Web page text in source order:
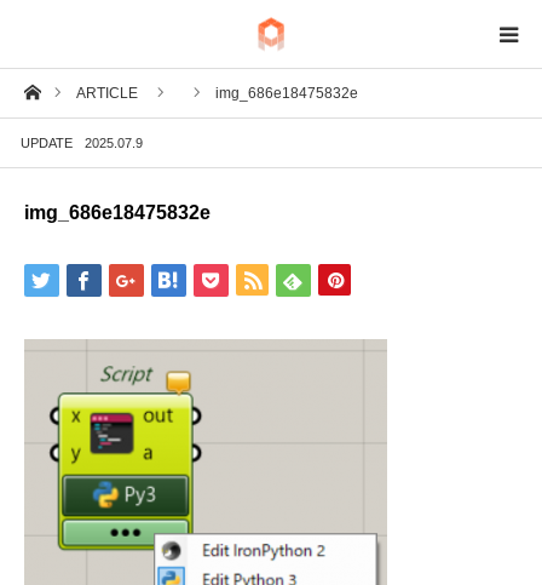
ホームARTICLE img_686e18475832e
UPDATE 2025.07.9
img_686e18475832e
BIM
IoT